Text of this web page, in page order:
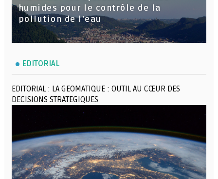
humides pour le contrôle de la
pollution de l'eau
EDITORIAL
EDITORIAL : LA GEOMATIQUE : OUTIL AU CŒUR DES
DECISIONS STRATEGIQUES